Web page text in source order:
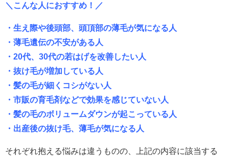
＼こんな人におすすめ！／
・生え際や後頭部、頭頂部の薄毛が気になる人
・薄毛遺伝の不安がある人
・20代、30代の若はげを改善したい人
・抜け毛が増加している人
・髪の毛が細くコシがない人
・市販の育毛剤などで効果を感じていない人
・髪の毛のボリュームダウンが起こっている人
・出産後の抜け毛、薄毛が気になる人
それぞれ抱える悩みは違うものの、上記の内容に該当する